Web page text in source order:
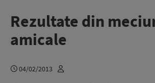
Rezultate din
amicale
04/02/2013